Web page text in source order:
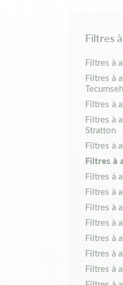
Filtres
Filtres à
Filtres à
Tecumseh
Filtres à
Filtres à
Stratton
Filtres à
Filtres à
Filtres à
Filtres à
Filtres à
Filtres à
Filtres à
Filtres à
Filtres à